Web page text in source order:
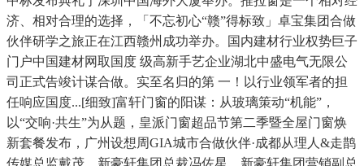
济、相对合理的选择，「不忘初心“赣”得标致」卓宝集团合做
伙伴研学之旅正在江西赣州成功举办。国内建材行业权势巨子
门户中国建材网取国度 级高新手艺企业湖北中盛电气无限公
司正式告竣计谋合做。实至名归的第 一！以行业领军者的担
任响应国度...[细致]富轩门窗的阳谋：从玻璃策动“机能”，
以“交响·共生”为从题，皇派门窗超品节第二季暨全屋门窗焕
新套餐发布，广州设想周GIA城市合做伙伴·成都从理人&走鹊